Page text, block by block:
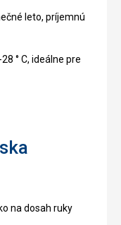
leto, príjemnú
° C, ideálne pre
na dosah ruky